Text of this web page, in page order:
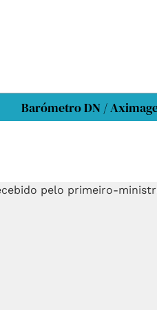
Barómetro DN /